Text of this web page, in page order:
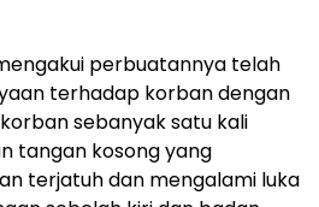
perbuatannya telah
terhadap korban dengan
sebanyak satu kali
tangan kosong yang
terjatuh dan mengalami luka